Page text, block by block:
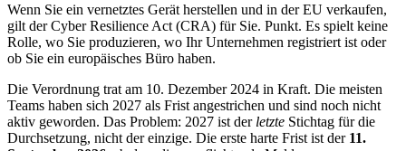
Wenn Sie ein vernetztes Gerät herstellen und in der EU verkaufen,
gilt der Cyber Resilience Act (CRA) für Sie. Punkt. Es spielt keine
Rolle, wo Sie produzieren, wo Ihr Unternehmen registriert ist oder
ob Sie ein europäisches Büro haben.
Die Verordnung trat am 10. Dezember 2024 in Kraft. Die meisten
Teams haben sich 2027 als Frist angestrichen und sind noch nicht
aktiv geworden. Das Problem: 2027 ist der letzte Stichtag für die
Durchsetzung, nicht der einzige. Die erste harte Frist ist der 11.